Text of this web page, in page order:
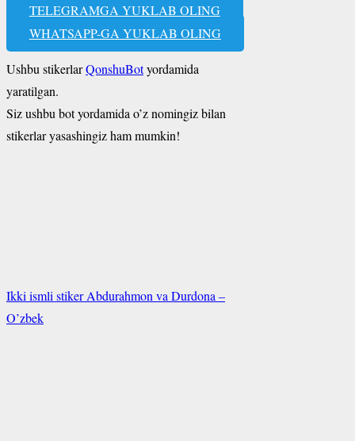
TELEGRAMGA YUKLAB OLING
WHATSAPP-GA YUKLAB OLING
Ushbu stikerlarQonshuBotyordamida
yaratilgan.
Siz ushbu bot yordamida o’z nomingiz bilan
stikerlar yasashingiz ham mumkin!
Ikki ismli stiker Abdurahmon va Durdona –
O’zbek